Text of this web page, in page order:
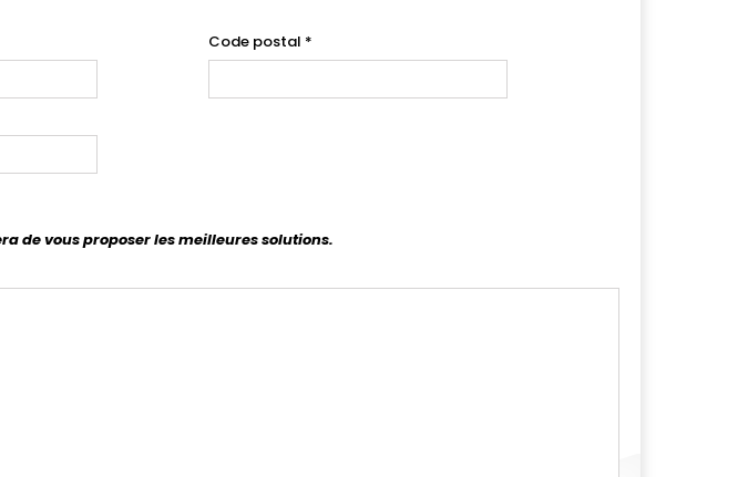
Code postal *
de vous proposer les meilleures solutions.